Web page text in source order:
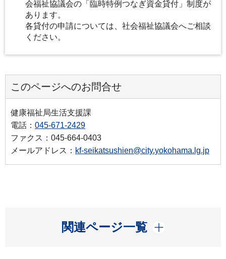
会福祉協議会の「臨時特例つなぎ資金貸付」制度が
あります。
各貸付の申請については、社会福祉協議会へご相談
ください。
このページへのお問合せ
健康福祉局生活支援課
電話： 045-671-2429
ファクス：045-664-0403
メールアドレス： kf-seikatsushien@city.yokohama.lg.jp
関連ページ一覧
開く